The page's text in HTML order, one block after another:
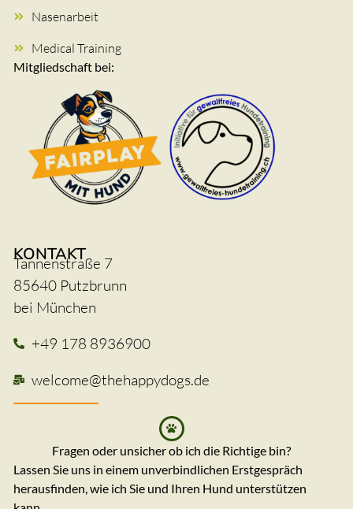
Nasenarbeit
Medical Training
Mitgliedschaft bei:
KONTAKT
Tannenstraße 7
85640 Putzbrunn
bei München
+49 178 8936900
welcome@thehappydogs.de
Fragen oder unsicher ob ich die Richtige bin?
Lassen Sie uns in einem unverbindlichen Erstgespräch
herausfinden, wie ich Sie und Ihren Hund unterstützen